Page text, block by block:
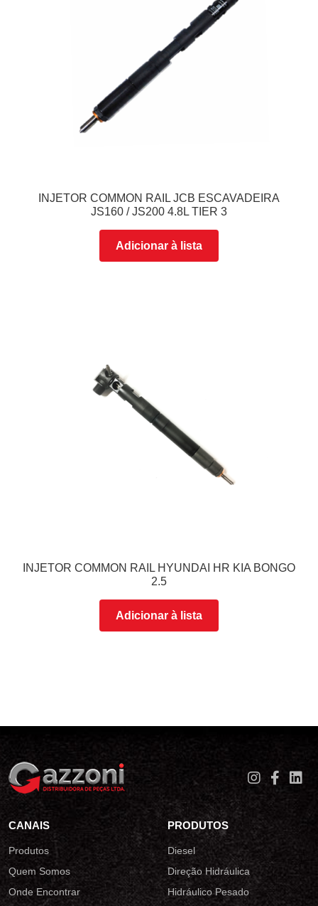
INJETOR COMMON RAIL JCB ESCAVADEIRA
JS160 / JS200 4.8L TIER 3
Adicionar à lista
INJETOR COMMON RAIL HYUNDAI HR KIA BONGO
2.5
Adicionar à lista
CANAIS
Produtos
Quem Somos
Onde Encontrar
PRODUTOS
Diesel
Direção Hidráulica
Hidráulico Pesado